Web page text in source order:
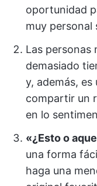
oportunidad
muy personal
Las personas
demasiado
y, además,
compartir un
en lo
«¿Esto o
una forma
haga una